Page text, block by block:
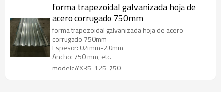
forma trapezoidal galvanizada hoja de
acero corrugado 750mm
forma trapezoidal galvanizada hoja de acero
corrugado 750mm
Espesor: 0.4mm-2.0mm
Ancho: 750 mm, etc.
modelo:YX35-125-750